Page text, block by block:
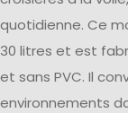
quotidienne. Ce
30 litres et est
et sans PVC. Il
environnements